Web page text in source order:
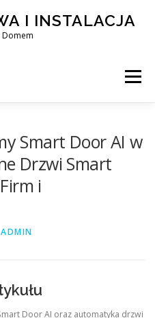
I INSTALACJA
Domem
Menu
INTELIGENTNE
Smart Door AI w
Drzwi Smart
i
ADMIN
Door AI oraz automatyka drzwi